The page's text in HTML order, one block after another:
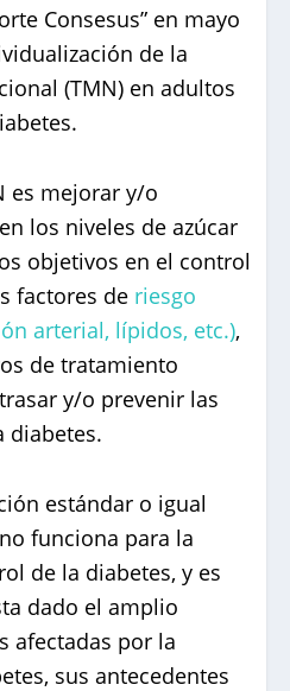
Consesus” en mayo
de la
(TMN) en adultos
es mejorar y/o
los niveles de azúcar
objetivos en el control
factores de riesgo
arterial, lípidos, etc.),
de tratamiento
y/o prevenir las
diabetes.
estándar o igual
funciona para la
de la diabetes, y es
dado el amplio
afectadas por la
sus antecedentes